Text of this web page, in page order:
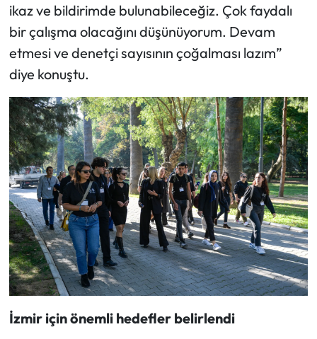
ikaz ve bildirimde bulunabileceğiz. Çok faydalı
bir çalışma olacağını düşünüyorum. Devam
etmesi ve denetçi sayısının çoğalması lazım”
diye konuştu.
İzmir için önemli hedefler belirlendi